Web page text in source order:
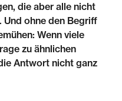
die aber alle nicht
Und ohne den Begriff
Wenn viele
zu ähnlichen
Antwort nicht ganz